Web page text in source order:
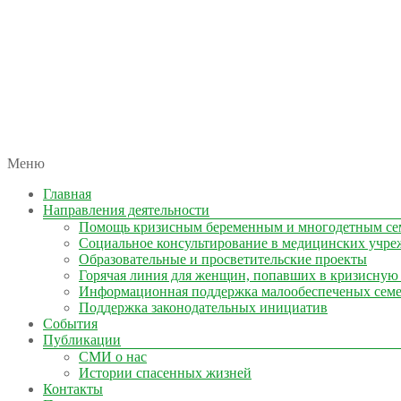
КОЛЫМА — ЗА ЖИЗНЬ
автономная некоммерческая организация
Меню
Главная
Направления деятельности
Помощь кризисным беременным и многодетным
Социальное консультирование в медицинских
Образовательные и просветительские проекты
Горячая линия для женщин, попавших в
Информационная поддержка малообеспеченых
Поддержка законодательных инициатив
События
Публикации
СМИ о нас
Истории спасенных жизней
Контакты